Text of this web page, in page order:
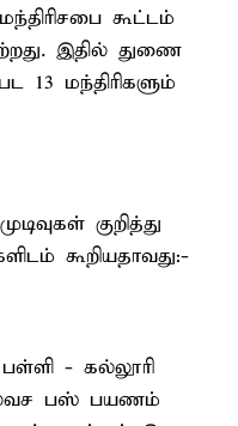
கூட்டம்
இதில் துணை
13 மந்திரிகளும்
குறித்து
கூறியதாவது:-
- கல்லூரி
பஸ் பயணம்